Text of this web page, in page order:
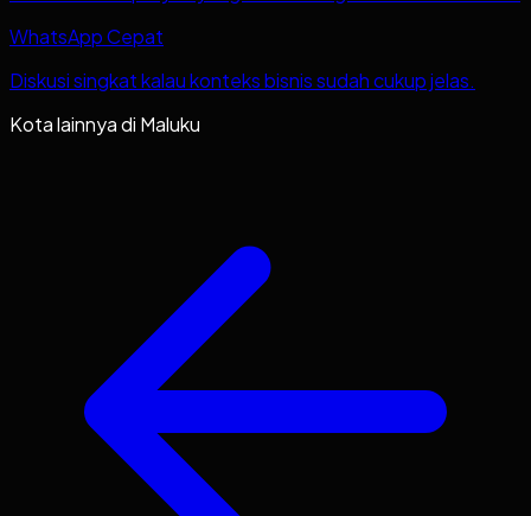
WhatsApp Cepat
Diskusi singkat kalau konteks bisnis sudah cukup jelas.
Kota lainnya di Maluku